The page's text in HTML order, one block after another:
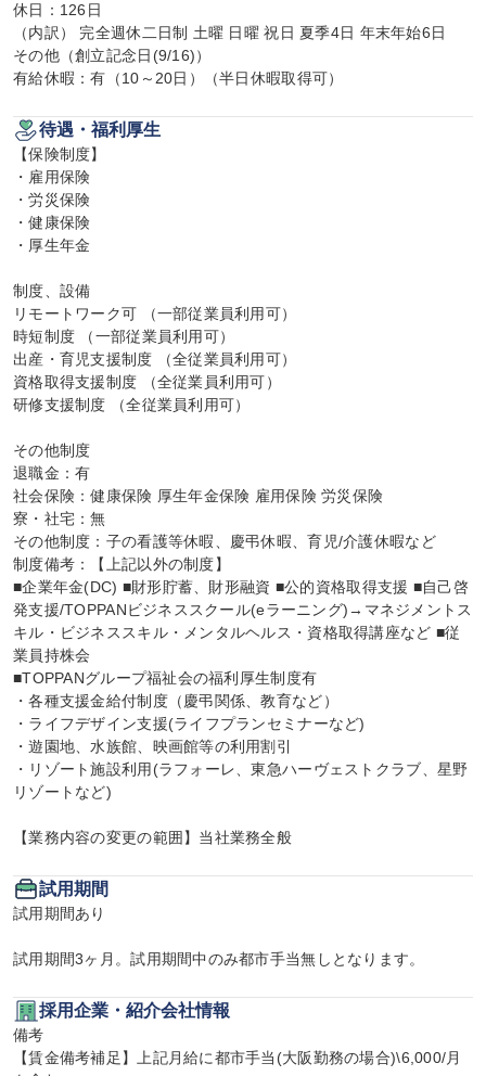
休日：126日
（内訳） 完全週休二日制 土曜 日曜 祝日 夏季4日 年末年始6日
その他（創立記念日(9/16)）
有給休暇：有（10～20日）（半日休暇取得可）
待遇・福利厚生
【保険制度】
・雇用保険
・労災保険
・健康保険
・厚生年金
制度、設備
リモートワーク可 （一部従業員利用可）
時短制度 （一部従業員利用可）
出産・育児支援制度 （全従業員利用可）
資格取得支援制度 （全従業員利用可）
研修支援制度 （全従業員利用可）
その他制度
退職金：有
社会保険：健康保険 厚生年金保険 雇用保険 労災保険
寮・社宅：無
その他制度：子の看護等休暇、慶弔休暇、育児/介護休暇など
制度備考：【上記以外の制度】
■企業年金(DC) ■財形貯蓄、財形融資 ■公的資格取得支援 ■自己啓
発支援/TOPPANビジネススクール(eラーニング)→マネジメントス
キル・ビジネススキル・メンタルヘルス・資格取得講座など ■従
業員持株会
■TOPPANグループ福祉会の福利厚生制度有
・各種支援金給付制度（慶弔関係、教育など）
・ライフデザイン支援(ライフプランセミナーなど)
・遊園地、水族館、映画館等の利用割引
・リゾート施設利用(ラフォーレ、東急ハーヴェストクラブ、星野
リゾートなど)
【業務内容の変更の範囲】当社業務全般
試用期間
試用期間あり
試用期間3ヶ月。試用期間中のみ都市手当無しとなります。
採用企業・紹介会社情報
備考
【賃金備考補足】上記月給に都市手当(大阪勤務の場合)\6,000/月